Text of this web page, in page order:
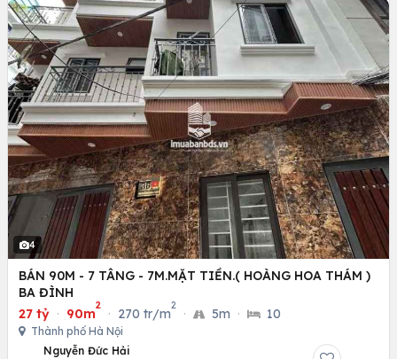
4
BÁN 90M - 7 TÂNG - 7M.MẶT TIỀN.( HOÀNG HOA THÁM )
BA ĐÌNH
27 tỷ · 90m
2
· 270 tr/m
2
· 5m · 10
Thành phố Hà Nội
Nguyễn Đức Hải